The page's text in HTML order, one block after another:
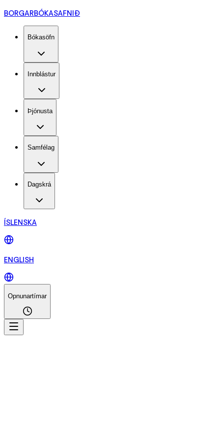
BORGARBÓKASAFNIÐ
Bókasöfn
Innblástur
Þjónusta
Samfélag
Dagskrá
ÍSLENSKA
ENGLISH
Opnunartímar